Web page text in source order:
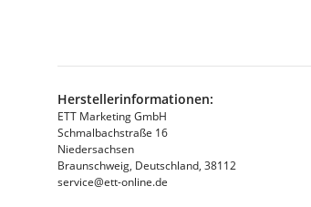
Herstellerinformationen:
ETT Marketing GmbH
Schmalbachstraße 16
Niedersachsen
Braunschweig, Deutschland, 38112
service@ett-online.de